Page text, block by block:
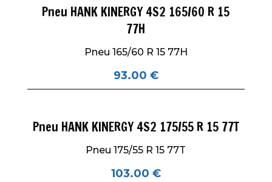
Pneu HANK KINERGY 4S2 165/60 R 15
77H
Pneu 165/60 R 15 77H
93.00 €
Pneu HANK KINERGY 4S2 175/55 R 15 77T
Pneu 175/55 R 15 77T
103.00 €